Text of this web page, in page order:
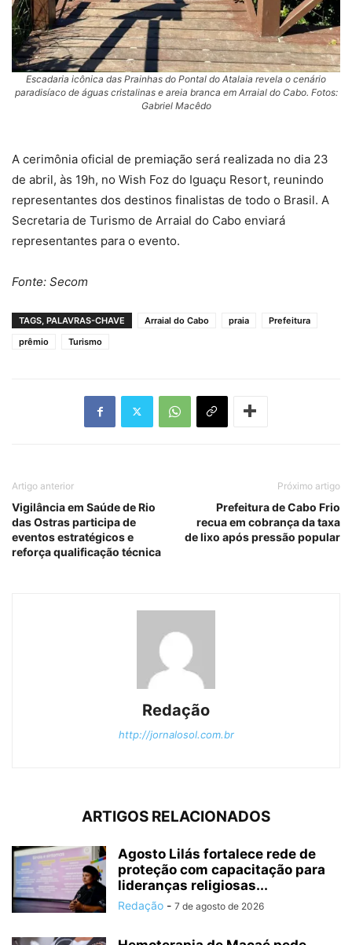
Escadaria icônica das Prainhas do Pontal do Atalaia revela o cenário
paradisíaco de águas cristalinas e areia branca em Arraial do Cabo. Fotos:
Gabriel Macêdo
A cerimônia oficial de premiação será realizada no dia 23
de abril, às 19h, no Wish Foz do Iguaçu Resort, reunindo
representantes dos destinos finalistas de todo o Brasil. A
Secretaria de Turismo de Arraial do Cabo enviará
representantes para o evento.
Fonte: Secom
TAGS, PALAVRAS-CHAVE Arraial do Cabo praia
Prefeitura
prêmio
Turismo
Artigo anterior
Vigilância em Saúde de Rio
das Ostras participa de
eventos estratégicos e
reforça qualificação técnica
Próximo artigo
Prefeitura de Cabo Frio
recua em cobrança da taxa
de lixo após pressão popular
Redação
http://jornalosol.com.br
ARTIGOS RELACIONADOS
Agosto Lilás fortalece rede de
proteção com capacitação para
lideranças religiosas...
Redação - 7 de agosto de 2026